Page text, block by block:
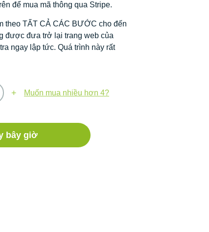
để mua mã thông qua Stripe.
theo TẤT CẢ CÁC BƯỚC cho đến
được đưa trở lại trang web của
ngay lập tức. Quá trình này rất
Muốn mua nhiều hơn 4?
bây giờ